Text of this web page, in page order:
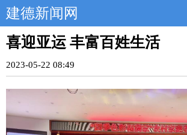
建德新闻网
喜迎亚运 丰富百姓生活
2023-05-22 08:49